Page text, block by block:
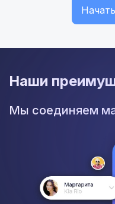
Наши
Мы соединяем